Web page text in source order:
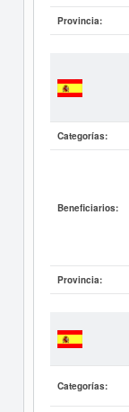
Provincia:
Categorías:
Beneficiarios:
Provincia:
Categorías: